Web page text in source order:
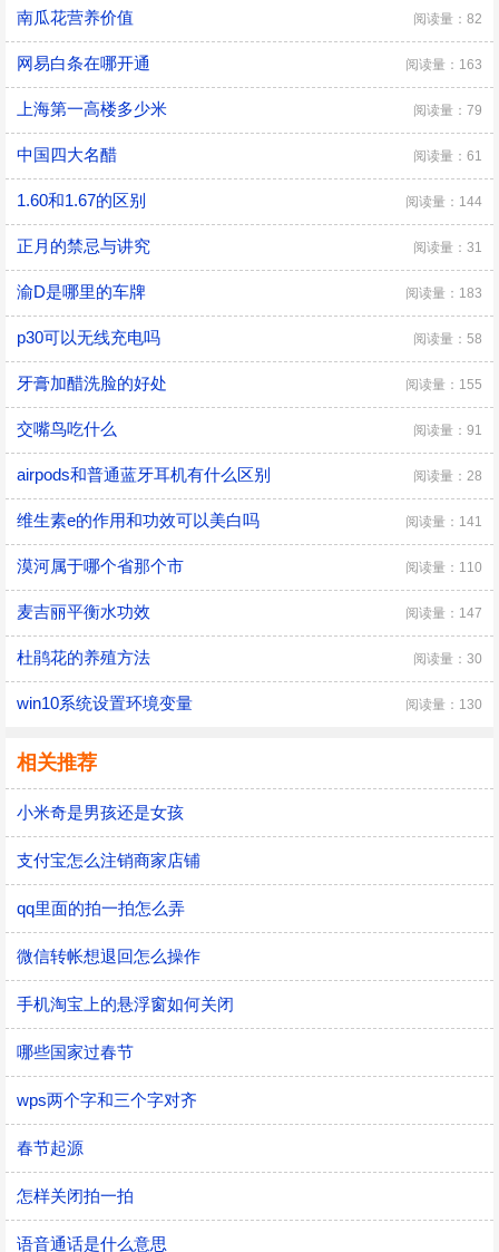
南瓜花营养价值 阅读量：82
网易白条在哪开通 阅读量：163
上海第一高楼多少米 阅读量：79
中国四大名醋 阅读量：61
1.60和1.67的区别 阅读量：144
正月的禁忌与讲究 阅读量：31
渝D是哪里的车牌 阅读量：183
p30可以无线充电吗 阅读量：58
牙膏加醋洗脸的好处 阅读量：155
交嘴鸟吃什么 阅读量：91
airpods和普通蓝牙耳机有什么区别 阅读量：28
维生素e的作用和功效可以美白吗 阅读量：141
漠河属于哪个省那个市 阅读量：110
麦吉丽平衡水功效 阅读量：147
杜鹃花的养殖方法 阅读量：30
win10系统设置环境变量 阅读量：130
相关推荐
小米奇是男孩还是女孩
支付宝怎么注销商家店铺
qq里面的拍一拍怎么弄
微信转帐想退回怎么操作
手机淘宝上的悬浮窗如何关闭
哪些国家过春节
wps两个字和三个字对齐
春节起源
怎样关闭拍一拍
语音通话是什么意思